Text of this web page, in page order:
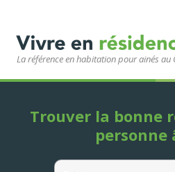
La référence en habitation pour ainés au
Trouver la bonne
personne